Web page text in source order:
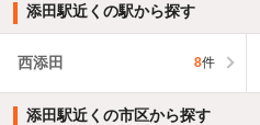
添田駅近くの駅から探す
西添田 8件
添田駅近くの市区から探す